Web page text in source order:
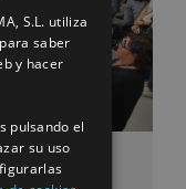
jornadas de feria.
PinterestCorreo
electrónico
ENGLISH
FRENCH
S.L. utiliza
saber
y hacer
pulsando el
su uso